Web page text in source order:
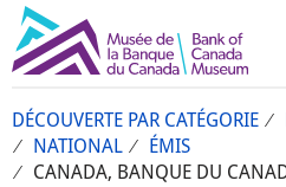
DÉCOUVERTE PAR CATÉGORIE
NATIONAL
ÉMIS
CANADA, BANQUE DU